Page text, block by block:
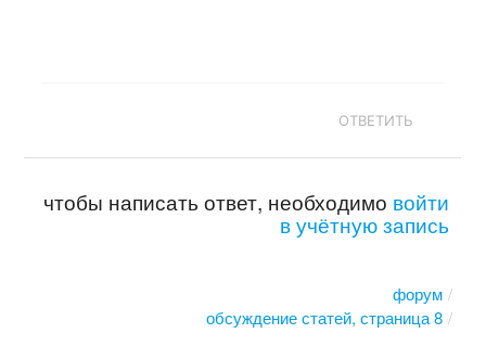
ОТВЕТИТЬ
чтобы написать ответ, необходимо войти
в учётную запись
форум
обсуждение статей, страница 8